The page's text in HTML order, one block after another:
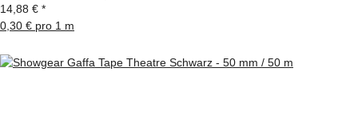
14,88 € *
0,30 € pro 1 m